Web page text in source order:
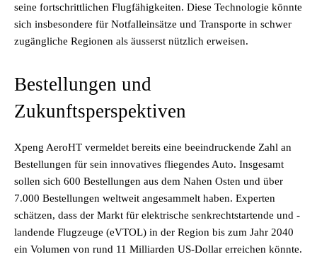
seine fortschrittlichen Flugfähigkeiten. Diese Technologie könnte
sich insbesondere für Notfalleinsätze und Transporte in schwer
zugängliche Regionen als äusserst nützlich erweisen.
Bestellungen und
Zukunftsperspektiven
Xpeng AeroHT vermeldet bereits eine beeindruckende Zahl an
Bestellungen für sein innovatives fliegendes Auto. Insgesamt
sollen sich 600 Bestellungen aus dem Nahen Osten und über
7.000 Bestellungen weltweit angesammelt haben. Experten
schätzen, dass der Markt für elektrische senkrechtstartende und -
landende Flugzeuge (eVTOL) in der Region bis zum Jahr 2040
ein Volumen von rund 11 Milliarden US-Dollar erreichen könnte.